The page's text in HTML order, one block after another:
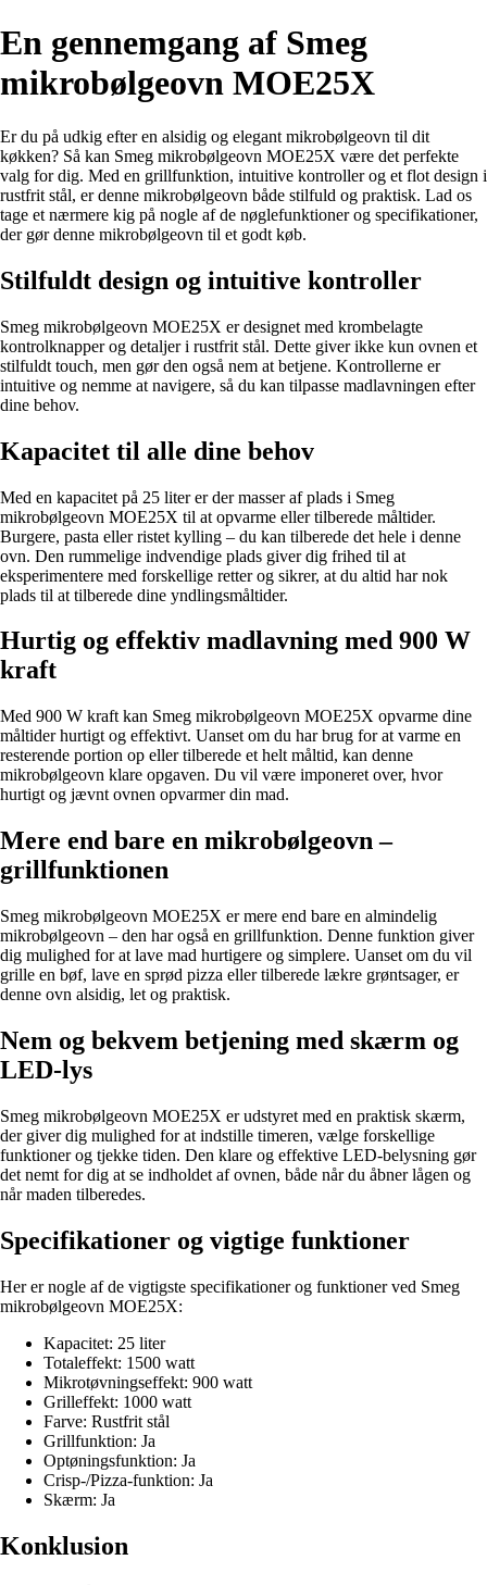
En gennemgang af Smeg
mikrobølgeovn MOE25X
Er du på udkig efter en alsidig og elegant mikrobølgeovn til dit
køkken? Så kan Smeg mikrobølgeovn MOE25X være det perfekte
valg for dig. Med en grillfunktion, intuitive kontroller og et flot design i
rustfrit stål, er denne mikrobølgeovn både stilfuld og praktisk. Lad os
tage et nærmere kig på nogle af de nøglefunktioner og specifikationer,
der gør denne mikrobølgeovn til et godt køb.
Stilfuldt design og intuitive kontroller
Smeg mikrobølgeovn MOE25X er designet med krombelagte
kontrolknapper og detaljer i rustfrit stål. Dette giver ikke kun ovnen et
stilfuldt touch, men gør den også nem at betjene. Kontrollerne er
intuitive og nemme at navigere, så du kan tilpasse madlavningen efter
dine behov.
Kapacitet til alle dine behov
Med en kapacitet på 25 liter er der masser af plads i Smeg
mikrobølgeovn MOE25X til at opvarme eller tilberede måltider.
Burgere, pasta eller ristet kylling – du kan tilberede det hele i denne
ovn. Den rummelige indvendige plads giver dig frihed til at
eksperimentere med forskellige retter og sikrer, at du altid har nok
plads til at tilberede dine yndlingsmåltider.
Hurtig og effektiv madlavning med 900 W
kraft
Med 900 W kraft kan Smeg mikrobølgeovn MOE25X opvarme dine
måltider hurtigt og effektivt. Uanset om du har brug for at varme en
resterende portion op eller tilberede et helt måltid, kan denne
mikrobølgeovn klare opgaven. Du vil være imponeret over, hvor
hurtigt og jævnt ovnen opvarmer din mad.
Mere end bare en mikrobølgeovn –
grillfunktionen
Smeg mikrobølgeovn MOE25X er mere end bare en almindelig
mikrobølgeovn – den har også en grillfunktion. Denne funktion giver
dig mulighed for at lave mad hurtigere og simplere. Uanset om du vil
grille en bøf, lave en sprød pizza eller tilberede lækre grøntsager, er
denne ovn alsidig, let og praktisk.
Nem og bekvem betjening med skærm og
LED-lys
Smeg mikrobølgeovn MOE25X er udstyret med en praktisk skærm,
der giver dig mulighed for at indstille timeren, vælge forskellige
funktioner og tjekke tiden. Den klare og effektive LED-belysning gør
det nemt for dig at se indholdet af ovnen, både når du åbner lågen og
når maden tilberedes.
Specifikationer og vigtige funktioner
Her er nogle af de vigtigste specifikationer og funktioner ved Smeg
mikrobølgeovn MOE25X:
Kapacitet: 25 liter
Totaleffekt: 1500 watt
Mikrotøvningseffekt: 900 watt
Grilleffekt: 1000 watt
Farve: Rustfrit stål
Grillfunktion: Ja
Optøningsfunktion: Ja
Crisp-/Pizza-funktion: Ja
Skærm: Ja
Konklusion